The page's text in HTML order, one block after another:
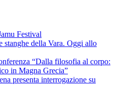
Festival
della Vara. Oggi allo
“Dalla filosofia al corpo:
in Magna Grecia”
presenta interrogazione su